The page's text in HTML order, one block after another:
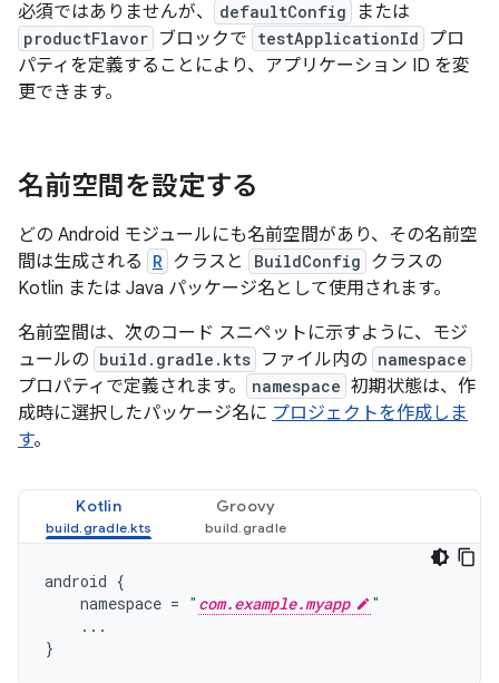
必須ではありませんが、
defaultConfig または
productFlavor ブロックで testApplicationId
プロ
パティを定義することにより、アプリケーション ID を変
更できます。
名前空間を設定する
どの Android モジュールにも名前空間があり、その名前空
間は生成される
R クラスと BuildConfig
クラスの
Kotlin または Java パッケージ名として使用されます。
名前空間は、次のコード スニペットに示すように、モジ
ュールの build.gradle.kts ファイル内の namespace
プロパティで定義されます。 namespace 初期状態は、作
成時に選択したパッケージ名に プロジェクトを作成しま
す。
Kotlin Groovy
android {
namespace = " com.example.myapp
"
...
}